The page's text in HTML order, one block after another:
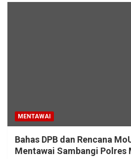
MENTAWAI
Bahas DPB dan Rencana
Mentawai Sambangi Polres